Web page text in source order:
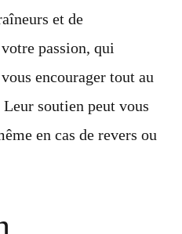
et de
passion, qui
encourager tout au
soutien peut vous
en cas de revers ou